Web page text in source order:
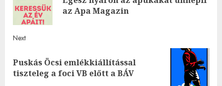
az Apa Magazin
Next
Next
post:
Puskás Öcsi emlékkiállítással
tiszteleg a foci VB előtt a BÁV